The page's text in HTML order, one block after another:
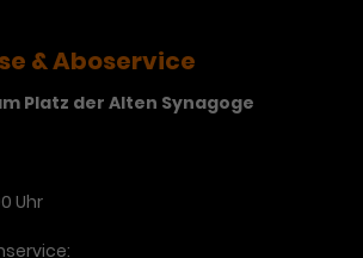
& Aboservice
Platz der Alten Synagoge
Uhr